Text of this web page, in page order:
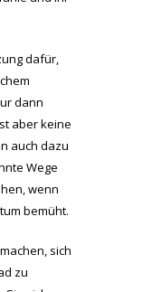
dafür,
dann
aber keine
auch dazu
Wege
wenn
bemüht.
sich
zu